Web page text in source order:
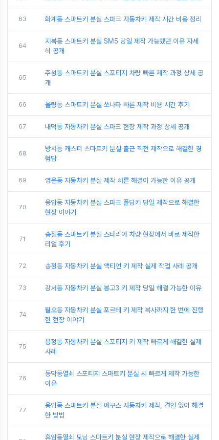
63 화계동 스마트키 분실 스파크 자동차키 제작 시간 비용 정리
64
지북동 스마트키 분실 SM5 당일 제작 가능했던 이유 자세
히 공개
65
주성동 스마트키 분실 스포티지 차량 빠른 제작 과정 상세 공
개
66 율량동 스마트키 분실 쏘나타 빠른 제작 비용 시간 후기
67 내덕동 자동차키 분실 스파크 현장 제작 과정 상세 공개
68
방서동 캐스퍼 스마트키 분실 출근 직전 제작으로 해결한 경
험담
69 영운동 자동차키 분실 제작 빠른 해결이 가능한 이유 공개
70
용암동 자동차키 분실 스파크 폴딩키 당일 제작으로 해결한
현장 이야기
71
송절동 스마트키 분실 스타리아 차량 현장에서 바로 제작한
리얼 후기
72 송정동 자동차키 분실 액티언 키 제작 실제 작업 사례 공개
73 강서동 자동차키 분실 봉고3 키 제작 당일 해결 가능한 이유
74
월오동 자동차키 분실 포르테 키 제작 복사까지 한 번에 진행
한 현장 이야기
75
용정동 자동차키 분실 스포티지 키 제작 빠르게 해결한 실제
사례
76
동막동열쇠 스포티지 스마트키 분실 시 빠르게 제작 가능한
이유
77
용암동 스마트키 분실 에쿠스 자동차키 제작, 견인 없이 해결
한 방법
휴암동열쇠 모닝 스마트키 분실 현장 제작으로 해결한 실제